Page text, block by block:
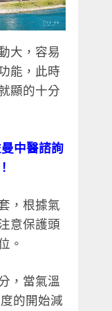
大，容易
能，此時
顯的十分
中醫諮詢
，根據氣
意保護頭
。
，當氣溫
的開始減